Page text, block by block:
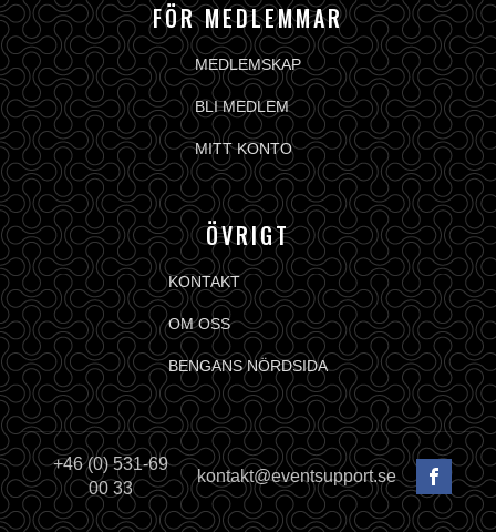
FÖR MEDLEMMAR
MEDLEMSKAP
BLI MEDLEM
MITT KONTO
ÖVRIGT
KONTAKT
OM OSS
BENGANS NÖRDSIDA
+46 (0) 531-69
00 33
kontakt@eventsupport.se